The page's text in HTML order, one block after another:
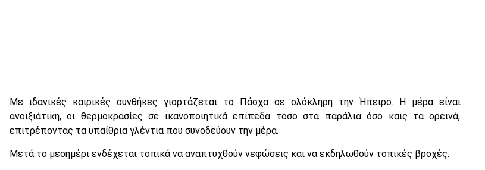
Με ιδανικές καιρικές συνθήκες γιορτάζεται το Πάσχα σε ολόκληρη την Ήπειρο. Η μέρα είναι
ανοιξιάτικη, οι θερμοκρασίες σε ικανοποιητικά επίπεδα τόσο στα παράλια όσο καις τα ορεινά,
επιτρέποντας τα υπαίθρια γλέντια που συνοδεύουν την μέρα.
Μετά το μεσημέρι ενδέχεται τοπικά να αναπτυχθούν νεφώσεις και να εκδηλωθούν τοπικές βροχές.